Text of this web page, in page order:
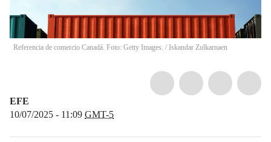
Referencia de comercio Canadá. Foto: Getty Images. / Iskandar Zulkarnaen
EFE
10/07/2025 - 11:09 GMT-5